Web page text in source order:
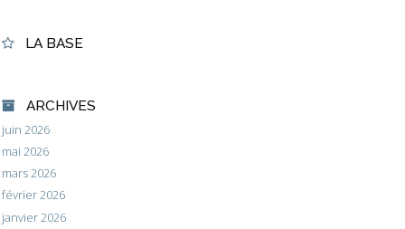
LA BASE
ARCHIVES
juin 2026
mai 2026
mars 2026
février 2026
janvier 2026